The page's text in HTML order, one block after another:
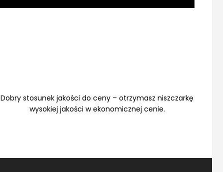
Dobry stosunek jakości do ceny – otrzymasz niszczarkę
wysokiej jakości w ekonomicznej cenie.